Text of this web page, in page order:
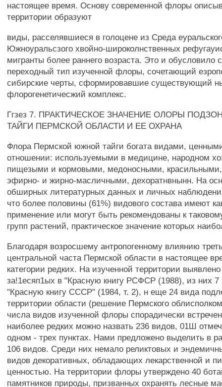
настоящее время. Основу современной флоры
территории образуют
виды, расселявшиеся в голоцене из Среда
Южноуральсзого хвойно-широколнственных
мигранты более раннего возраста. Это и обусловило
переходный тип изученной флоры, сочетающий
сибирские черты, сформировавшие существующий
флорогенетичесжий комплекс.
Ггзез 7. ПРАКТИЧЕСКОЕ ЗНАЧЕНИЕ ОЛОРЫ
ТАЙГИ ПЕРМСКОЙ ОБЛАСТИ И ЕЕ ОХРАНА
Флора Пермской южной тайги богата видами,
отношении: используемыми в медицине, народном
пищезыми и кормовыми, медоносными,
эфирно- и жирно-масличными, дехоратнвнынн. На
обширных литературных данных и личных
что более половины (61%) видового состава имеют
применение или могут быть рекомендованы к
групп растений, практическое значение которых
Благодаря возросшему антропогенному влиянию
центральной часта Пермской области в настоящее
категории редких. На изученной территории
за!1есяп1ых в "Красную книгу РСФСР (1988), из них
"Красную книгу СССР" (1984, т. 2), н еще 24 вида
территории области (решение Пермского
числа видов изученной флоры спорадически
наиболее редких можно назвать 236 видов, 01Ш
одном - трех пунктах. Нами предложено выделить в
106 видов. Среди них немало реликтовых и
видов декоративных, обладающих лекарственной и
ценностью. На территории флоры утверждено 40
памятников природы, призванных охранять лесные